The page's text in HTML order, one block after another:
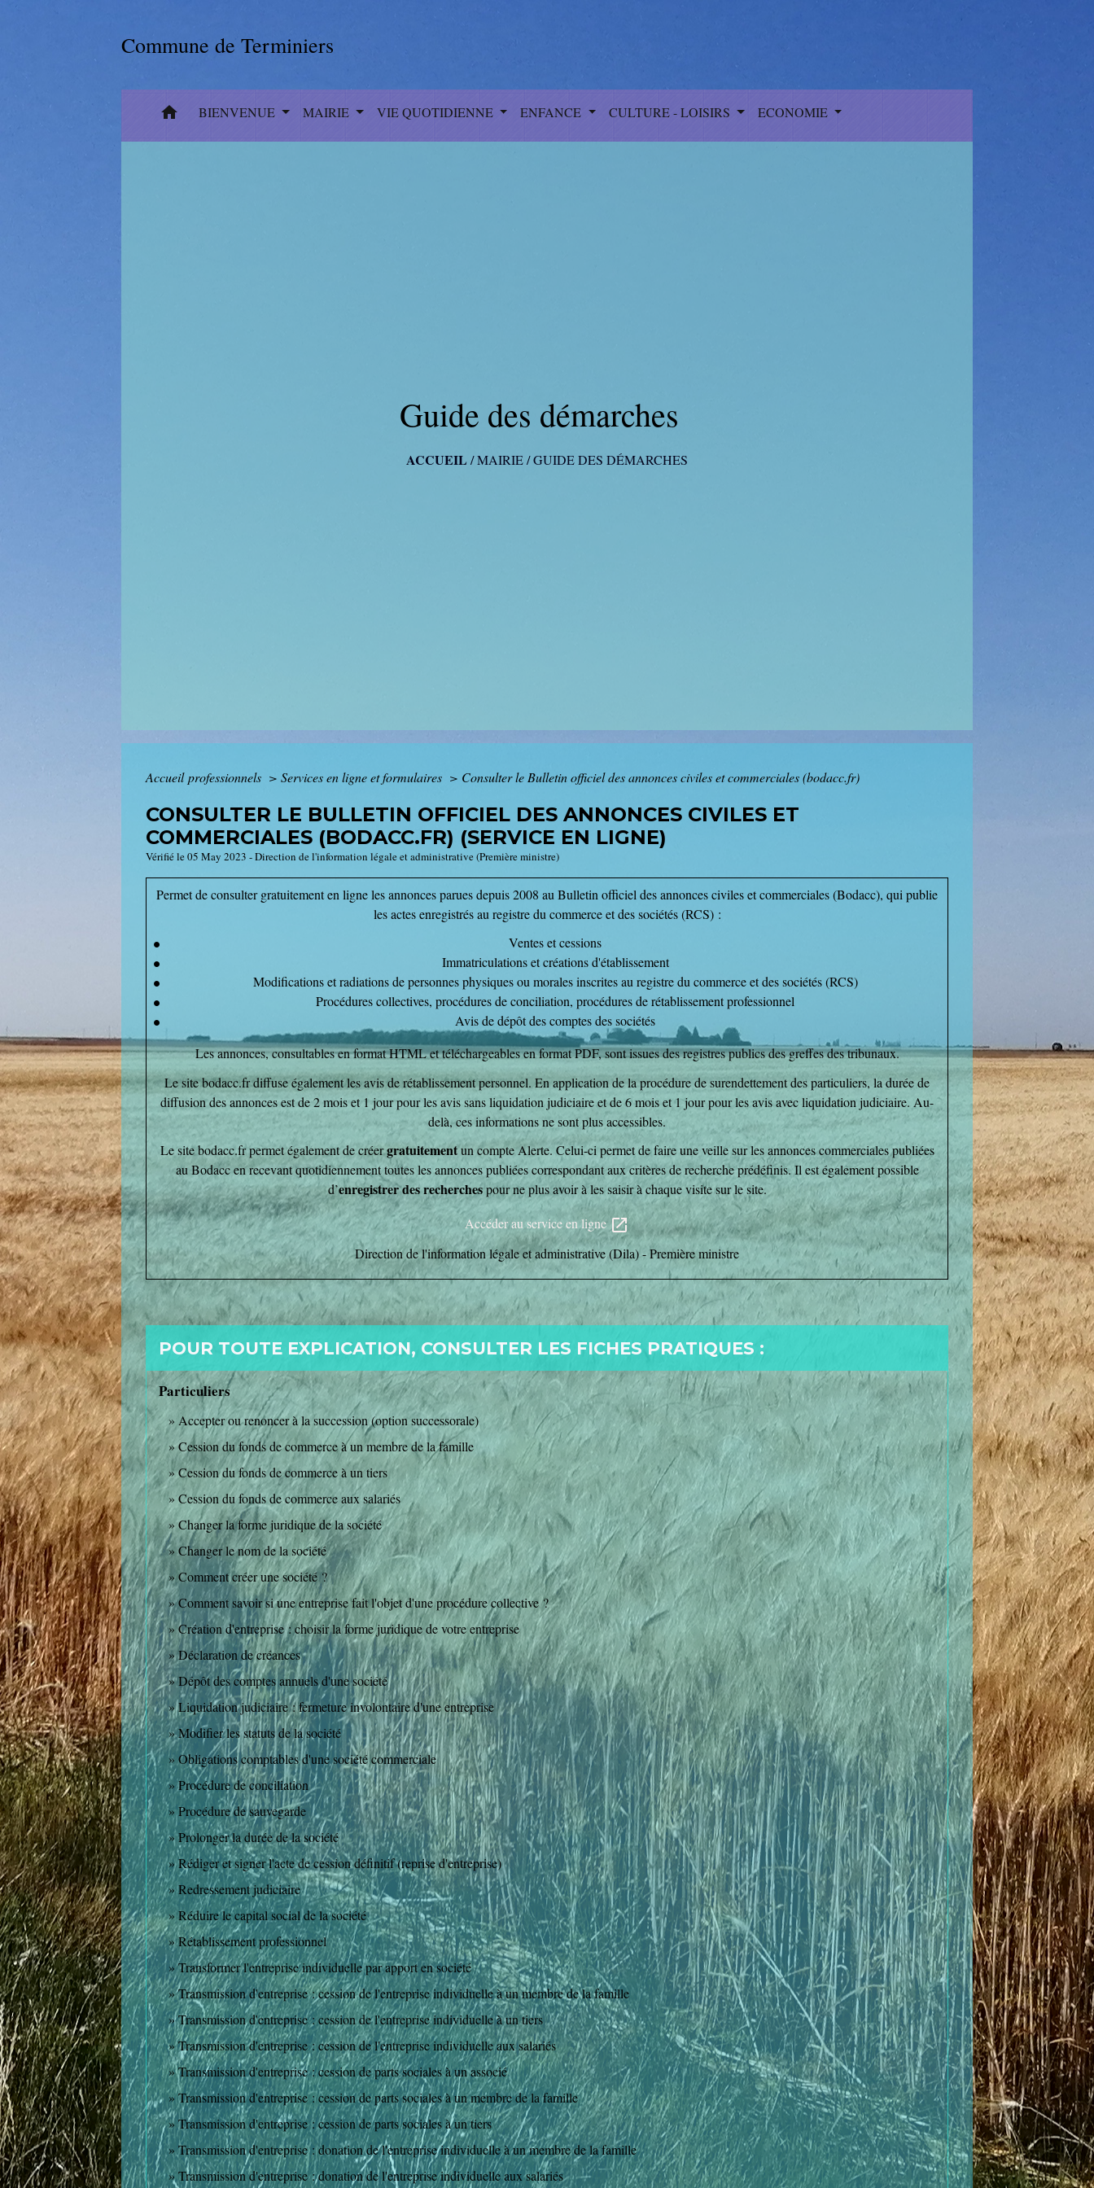
Commune de Terminiers
home BIENVENUE MAIRIE VIE QUOTIDIENNE ENFANCE CULTURE - LOISIRS ECONOMIE
Guide des démarches
ACCUEIL /MAIRIE/GUIDE DES DÉMARCHES
Accueil professionnels > Services en ligne et formulaires > Consulter le Bulletin officiel des annonces civiles et commerciales (bodacc.fr)
CONSULTER LE BULLETIN OFFICIEL DES ANNONCES CIVILES ET
COMMERCIALES (BODACC.FR) (SERVICE EN LIGNE)
Vérifié le 05 May 2023 - Direction de l'information légale et administrative (Première ministre)
Permet de consulter gratuitement en ligne les annonces parues depuis 2008 au Bulletin officiel des annonces civiles et commerciales (Bodacc), qui publie
les actes enregistrés au registre du commerce et des sociétés (RCS) :
Ventes et cessions
Immatriculations et créations d'établissement
Modifications et radiations de personnes physiques ou morales inscrites au registre du commerce et des sociétés (RCS)
Procédures collectives, procédures de conciliation, procédures de rétablissement professionnel
Avis de dépôt des comptes des sociétés
Les annonces, consultables en format HTML et téléchargeables en format PDF, sont issues des registres publics des greffes des tribunaux.
Le site bodacc.fr diffuse également les avis de rétablissement personnel. En application de la procédure de surendettement des particuliers, la durée de
diffusion des annonces est de 2 mois et 1 jour pour les avis sans liquidation judiciaire et de 6 mois et 1 jour pour les avis avec liquidation judiciaire. Au-
delà, ces informations ne sont plus accessibles.
Le site bodacc.fr permet également de créergratuitementun compte Alerte. Celui-ci permet de faire une veille sur les annonces commerciales publiées
au Bodacc en recevant quotidiennement toutes les annonces publiées correspondant aux critères de recherche prédéfinis. Il est également possible
d’enregistrer des recherchespour ne plus avoir à les saisir à chaque visite sur le site.
Accéder au service en ligneopen_in_new
Direction de l'information légale et administrative (Dila) - Première ministre
POUR TOUTE EXPLICATION, CONSULTER LES FICHES PRATIQUES :
Particuliers
Accepter ou renoncer à la succession (option successorale)
Cession du fonds de commerce à un membre de la famille
Cession du fonds de commerce à un tiers
Cession du fonds de commerce aux salariés
Changer la forme juridique de la société
Changer le nom de la société
Comment créer une société ?
Comment savoir si une entreprise fait l'objet d'une procédure collective ?
Création d'entreprise : choisir la forme juridique de votre entreprise
Déclaration de créances
Dépôt des comptes annuels d'une société
Liquidation judiciaire : fermeture involontaire d'une entreprise
Modifier les statuts de la société
Obligations comptables d'une société commerciale
Procédure de conciliation
Procédure de sauvegarde
Prolonger la durée de la société
Rédiger et signer l'acte de cession définitif (reprise d'entreprise)
Redressement judiciaire
Réduire le capital social de la société
Rétablissement professionnel
Transformer l'entreprise individuelle par apport en société
Transmission d'entreprise : cession de l'entreprise individuelle à un membre de la famille
Transmission d'entreprise : cession de l'entreprise individuelle à un tiers
Transmission d'entreprise : cession de l'entreprise individuelle aux salariés
Transmission d'entreprise : cession de parts sociales à un associé
Transmission d'entreprise : cession de parts sociales à un membre de la famille
Transmission d'entreprise : cession de parts sociales à un tiers
Transmission d'entreprise : donation de l'entreprise individuelle à un membre de la famille
Transmission d'entreprise : donation de l'entreprise individuelle aux salariés